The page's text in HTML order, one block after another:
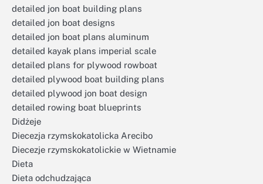
detailed jon boat building plans
detailed jon boat designs
detailed jon boat plans aluminum
detailed kayak plans imperial scale
detailed plans for plywood rowboat
detailed plywood boat building plans
detailed plywood jon boat design
detailed rowing boat blueprints
Didżeje
Diecezja rzymskokatolicka Arecibo
Diecezje rzymskokatolickie w Wietnamie
Dieta
Dieta odchudzająca